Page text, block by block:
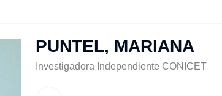
PUNTEL, MARIANA
Investigadora Independiente CONICET